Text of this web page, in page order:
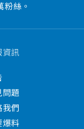
絲。
資訊
問題
我們
爆料